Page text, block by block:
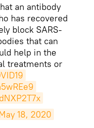
an antibody
has recovered
block SARS-
that can
help in the
treatments or
18, 2020